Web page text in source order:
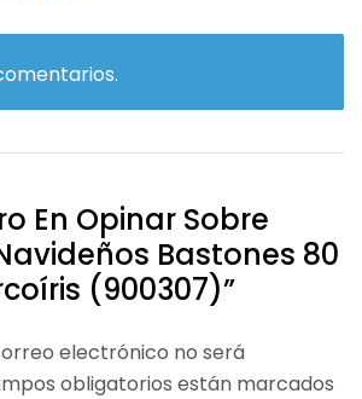
En Opinar Sobre
Bastones 80
(900307)”
electrónico no será
obligatorios están marcados